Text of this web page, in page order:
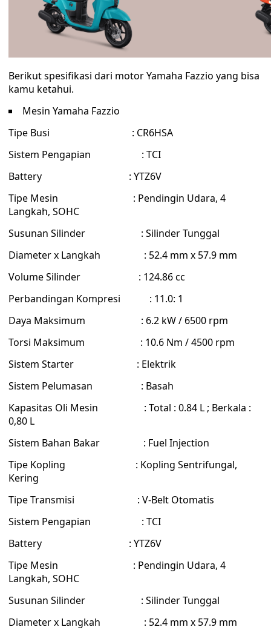
Berikut spesifikasi dari motor Yamaha Fazzio yang bisa
kamu ketahui.
Mesin Yamaha Fazzio
Tipe Busi : CR6HSA
Sistem Pengapian : TCI
Battery : YTZ6V
Tipe Mesin : Pendingin Udara, 4
Langkah, SOHC
Susunan Silinder : Silinder Tunggal
Diameter x Langkah : 52.4 mm x 57.9 mm
Volume Silinder : 124.86 cc
Perbandingan Kompresi : 11.0: 1
Daya Maksimum : 6.2 kW / 6500 rpm
Torsi Maksimum : 10.6 Nm / 4500 rpm
Sistem Starter : Elektrik
Sistem Pelumasan : Basah
Kapasitas Oli Mesin : Total : 0.84 L ; Berkala :
0,80 L
Sistem Bahan Bakar : Fuel Injection
Tipe Kopling : Kopling Sentrifungal,
Kering
Tipe Transmisi : V-Belt Otomatis
Sistem Pengapian : TCI
Battery : YTZ6V
Tipe Mesin : Pendingin Udara, 4
Langkah, SOHC
Susunan Silinder : Silinder Tunggal
Diameter x Langkah : 52.4 mm x 57.9 mm